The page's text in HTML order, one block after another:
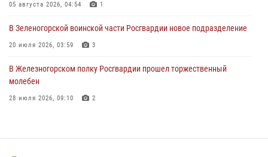
03 августа 2026, 13:12 2
05 августа 2026, 04:54 1
В Зеленогорской воинской части Росгвардии новое подразделение
20 июля 2026, 03:59 3
В Железногорском полку Росгвардии прошел торжественный
молебен
28 июля 2026, 09:10 2
10 июля 2026, 06:18 4